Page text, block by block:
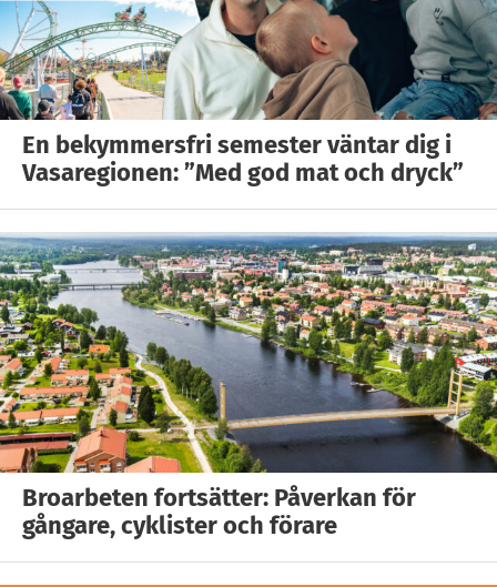
En bekymmersfri semester väntar dig i
Vasaregionen: ”Med god mat och dryck”
Broarbeten fortsätter: Påverkan för
gångare, cyklister och förare